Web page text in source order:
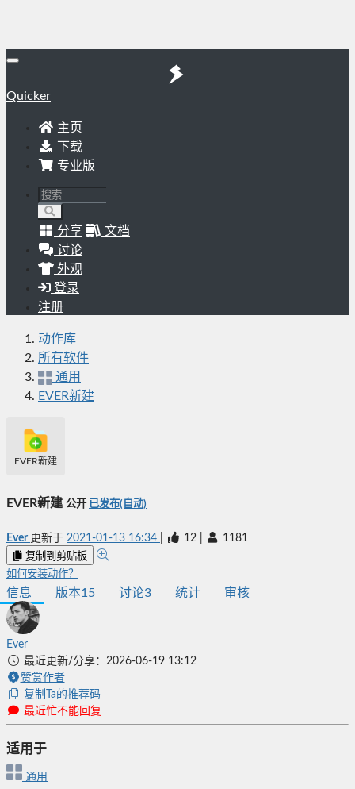
Quicker
主页
下载
专业版
分享
文档
讨论
外观
登录
注册
动作库
所有软件
通用
EVER新建
EVER新建
EVER新建 公开 已发布(自动)
Ever 更新于 2021-01-13 16:34 12 1181
复制到剪贴板
如何安装动作？
信息 版本15 讨论3 统计 审核
Ever
最近更新/分享：2026-06-19 13:12
赞赏作者
复制Ta的推荐码
最近忙不能回复
适用于
通用